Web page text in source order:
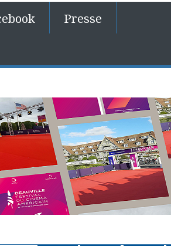
Presse